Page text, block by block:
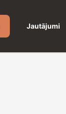
Jautājumi